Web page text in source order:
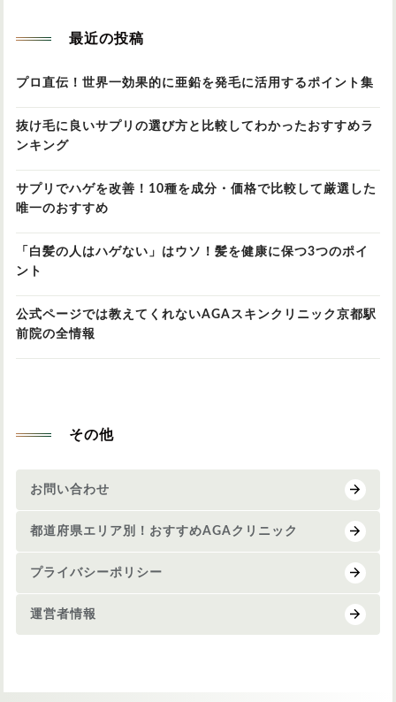
最近の投稿
プロ直伝！世界一効果的に亜鉛を発毛に活用するポイント集
抜け毛に良いサプリの選び方と比較してわかったおすすめラ
ンキング
サプリでハゲを改善！10種を成分・価格で比較して厳選した
唯一のおすすめ
「白髪の人はハゲない」はウソ！髪を健康に保つ3つのポイ
ント
公式ページでは教えてくれないAGAスキンクリニック京都駅
前院の全情報
その他
お問い合わせ
都道府県エリア別！おすすめAGAクリニック
プライバシーポリシー
運営者情報